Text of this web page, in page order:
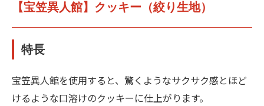
【宝笠異人館】クッキー（絞り生地）
特長
宝笠異人館を使用すると、驚くようなサクサク感とほど
けるような口溶けのクッキーに仕上がります。